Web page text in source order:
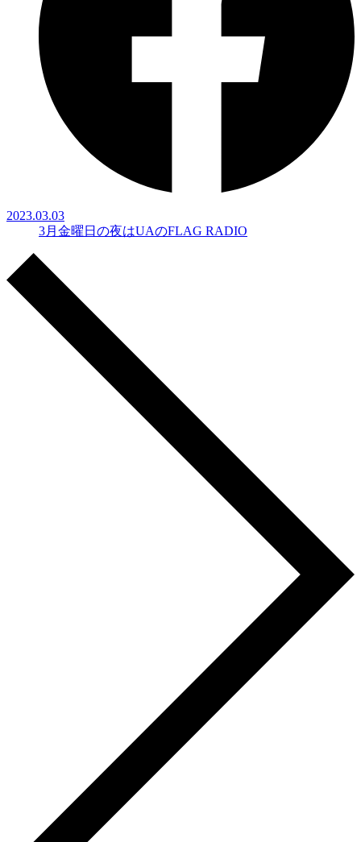
2023.03.03
3月金曜日の夜はUAのFLAG RADIO